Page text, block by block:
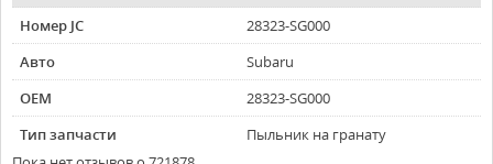
Номер JC
28323-SG000
Авто
Subaru
OEM
28323-SG000
Тип запчасти
Пыльник на гранату